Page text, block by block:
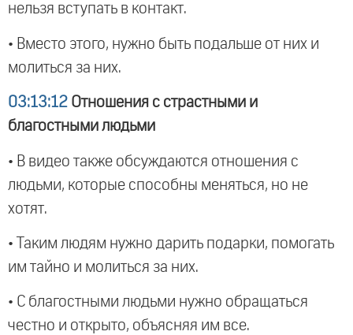
нельзя вступать в контакт.
• Вместо этого, нужно быть подальше от них и
молиться за них.
03:13:12 Отношения с страстными и
благостными людьми
• В видео также обсуждаются отношения с
людьми, которые способны меняться, но не
хотят.
• Таким людям нужно дарить подарки, помогать
им тайно и молиться за них.
• С благостными людьми нужно обращаться
честно и открыто, объясняя им все.